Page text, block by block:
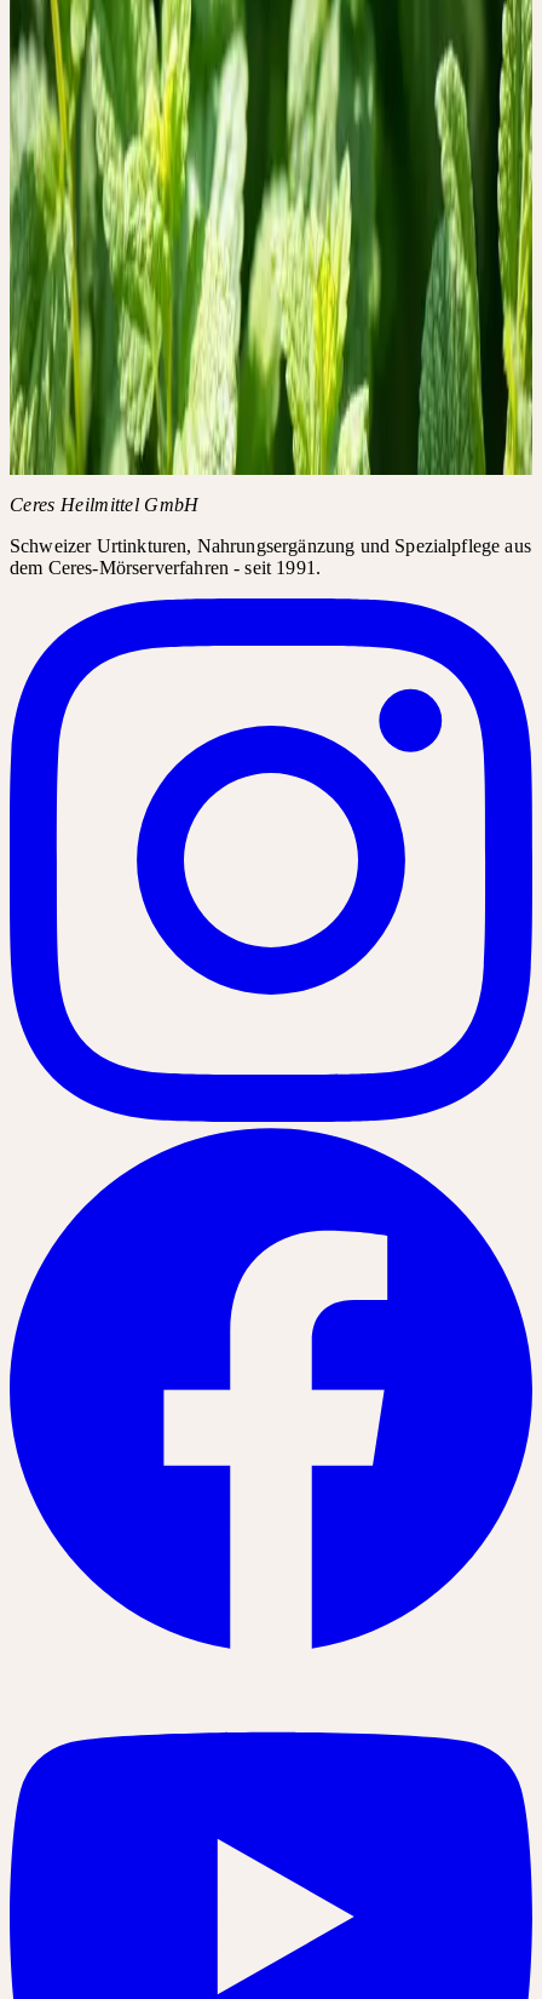
Centaurium erythraea
Idealität und Realität
Sommer
WERMUT
Artemisia absinthium
Anteilnahme, Präsenz, Wachheit, energetische Durchdringung der
Stoffwechselfunktionen
Sommer
ZITRONENMELISSE
Melissa officinalis
Besänftigung, Weichheit, Milde
Ceres Heilmittel GmbH
Schweizer Urtinkturen, Nahrungsergänzung und Spezialpflege aus
dem Ceres-Mörserverfahren - seit 1991.